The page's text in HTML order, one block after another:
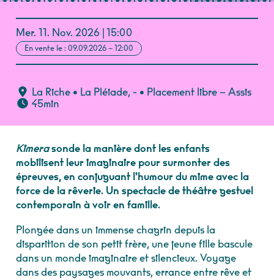
Mer. 11. Nov. 2026 15:00
En vente le : 09.09.2026 – 12:00
La Riche • La Pléiade,- • Placement libre – Assis
45min
Kimerasonde la manière dont les enfants
mobilisent leur imaginaire pour surmonter des
épreuves, en conjuguant l’humour du mime avec la
force de la rêverie. Un spectacle de théâtre gestuel
contemporain à voir en famille.
Plongée dans un immense chagrin depuis la
disparition de son petit frère, une jeune fille bascule
dans un monde imaginaire et silencieux. Voyage
dans des paysages mouvants, errance entre rêve et